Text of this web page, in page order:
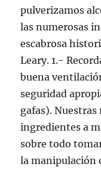
pulverizamos
las numerosas
escabrosa
Leary. 1.-
buena
seguridad
gafas).
ingredientes a
sobre todo
la manipulación